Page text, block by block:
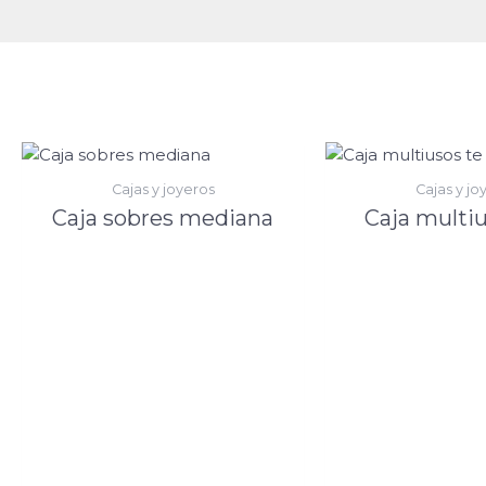
Cajas y joyeros
Caja sobres mediana
Cajas y
Caja